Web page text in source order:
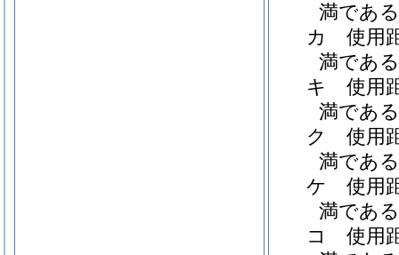
満であ
カ
使用
満であ
キ
使用
満であ
ク
使用
満であ
ケ
使用
満であ
コ
使用